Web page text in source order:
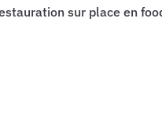
sur place en